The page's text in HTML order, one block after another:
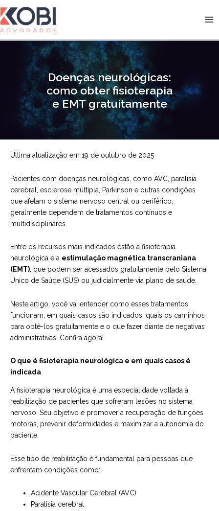
para
o
conteúdo
Doenças neurológicas:
como obter fisioterapia
e EMT gratuitamente
Última atualização em 19 de outubro de 2025
Pacientes com doenças neurológicas, como AVC, paralisia
cerebral, esclerose múltipla, Parkinson e outras condições
que afetam o sistema nervoso central ou periférico,
geralmente dependem de tratamentos contínuos e
multidisciplinares.
Entre os recursos mais indicados estão a fisioterapia
neurológica e a estimulação magnética transcraniana
(EMT) , que podem ser acessados gratuitamente pelo Sistema
Único de Saúde (SUS) ou judicialmente via plano de saúde.
Neste artigo, você vai entender como esses tratamentos
funcionam, em quais casos são indicados, quais os caminhos
para obtê-los gratuitamente e o que fazer diante de negativas
administrativas. Confira agora!
O que é fisioterapia neurológica e em quais casos é
indicada
A fisioterapia neurológica é uma especialidade voltada à
reabilitação de pacientes que sofreram lesões no sistema
nervoso. Seu objetivo é promover a recuperação de funções
motoras, prevenir deformidades e maximizar a autonomia do
paciente.
Esse tipo de reabilitação é fundamental para pessoas que
enfrentam condições como:
Acidente Vascular Cerebral (AVC)
Paralisia cerebral